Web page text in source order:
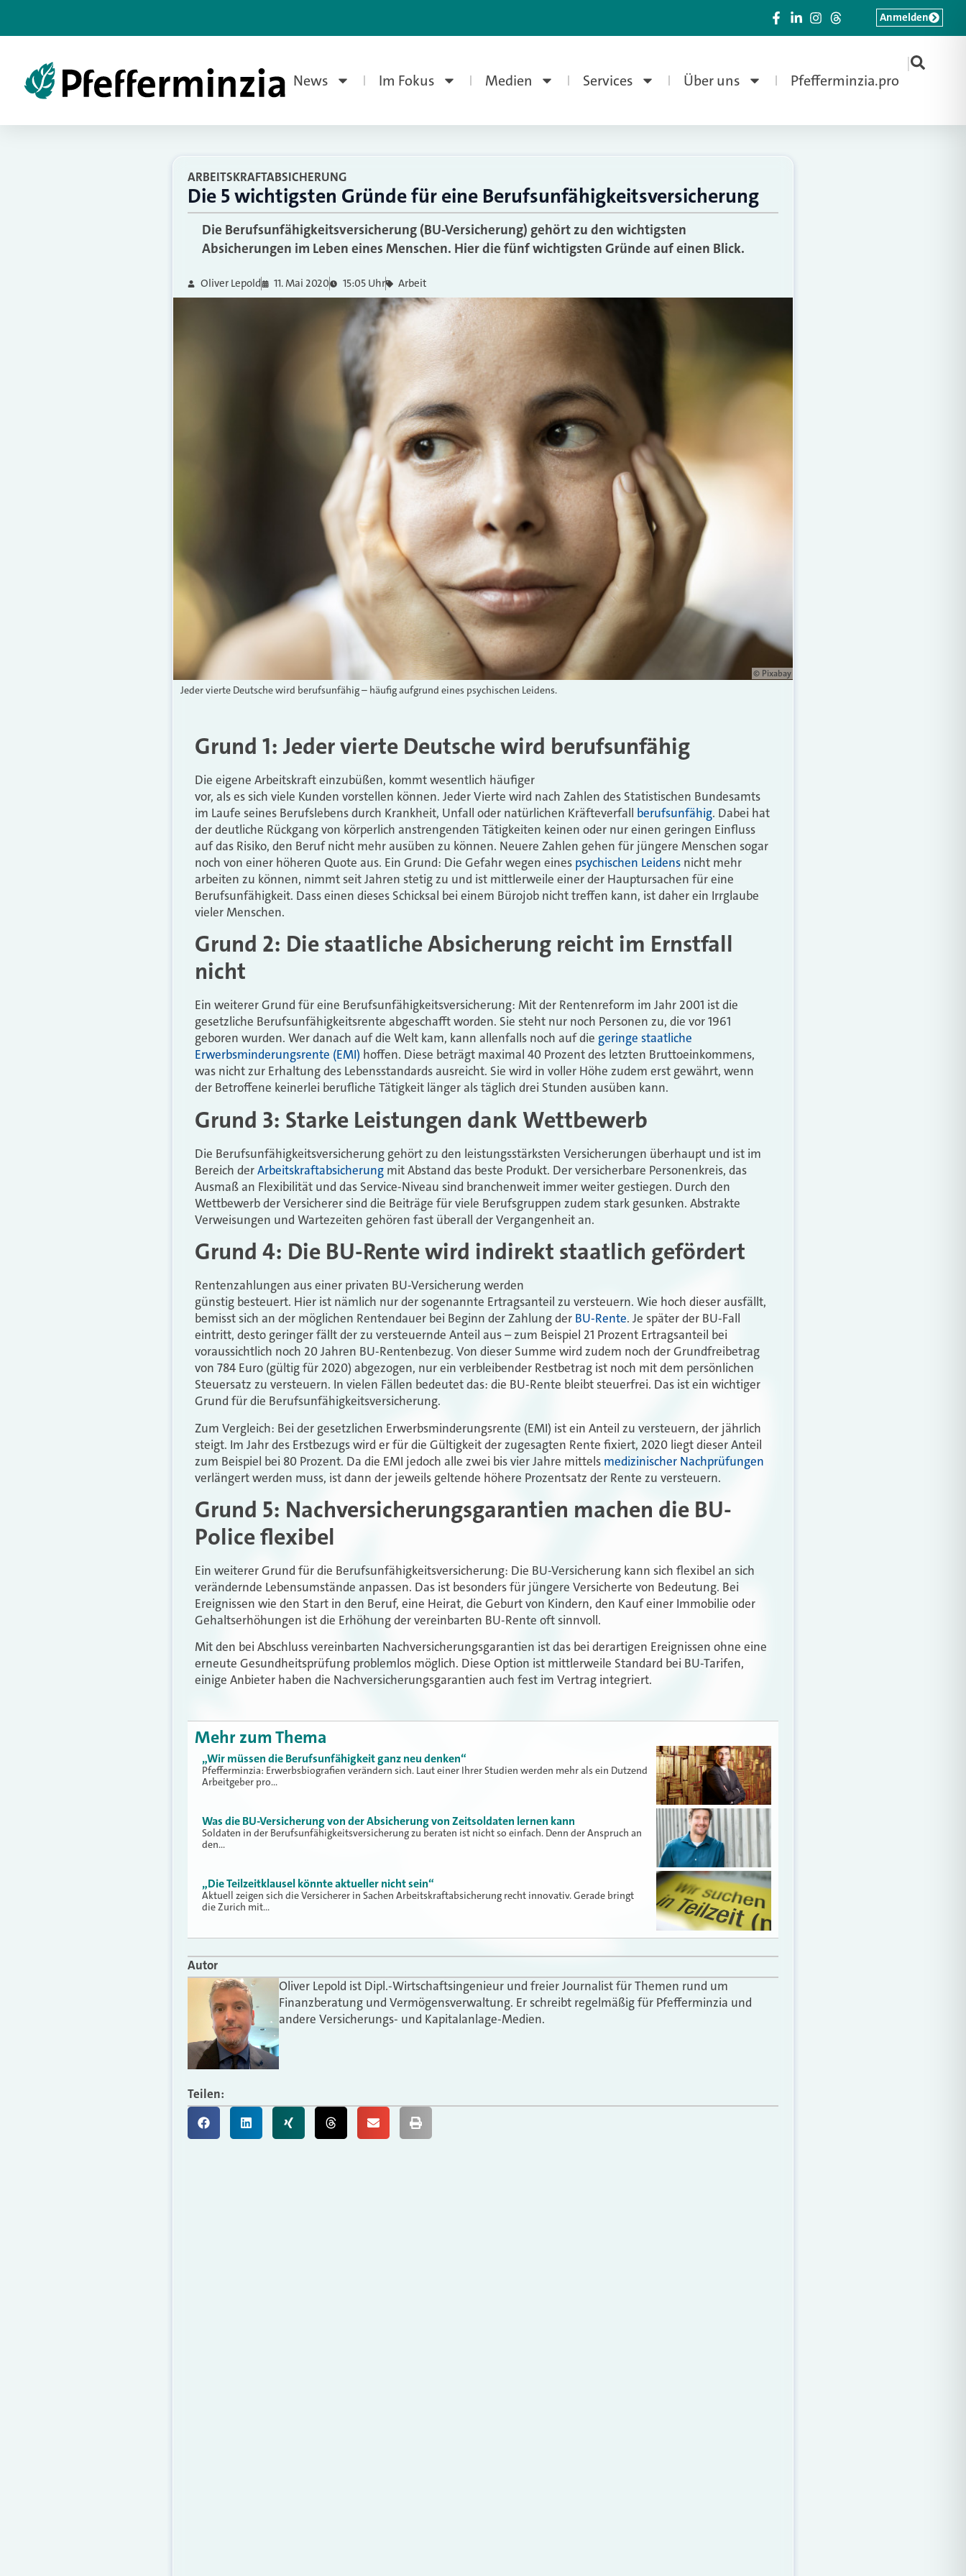
News Im Fokus Medien Services Über uns Pfefferminzia.pro
|
Anmelden
ARBEITSKRAFTABSICHERUNG
Die 5 wichtigsten Gründe für eine Berufsunfähigkeitsversicherung
Die Berufsunfähigkeitsversicherung (BU-Versicherung) gehört zu den wichtigsten
Absicherungen im Leben eines Menschen. Hier die fünf wichtigsten Gründe auf einen Blick.
Oliver Lepold 11. Mai 2020 15:05 Uhr Arbeit
© Pixabay
Jeder vierte Deutsche wird berufsunfähig – häufig aufgrund eines psychischen Leidens.
Grund 1: Jeder vierte Deutsche wird berufsunfähig
Die eigene Arbeitskraft einzubüßen, kommt wesentlich häufiger
vor, als es sich viele Kunden vorstellen können. Jeder Vierte wird nach Zahlen des Statistischen Bundesamts
im Laufe seines Berufslebens durch Krankheit, Unfall oder natürlichen Kräfteverfall berufsunfähig. Dabei hat
der deutliche Rückgang von körperlich anstrengenden Tätigkeiten keinen oder nur einen geringen Einfluss
auf das Risiko, den Beruf nicht mehr ausüben zu können. Neuere Zahlen gehen für jüngere Menschen sogar
noch von einer höheren Quote aus. Ein Grund: Die Gefahr wegen eines psychischen Leidens nicht mehr
arbeiten zu können, nimmt seit Jahren stetig zu und ist mittlerweile einer der Hauptursachen für eine
Berufsunfähigkeit. Dass einen dieses Schicksal bei einem Bürojob nicht treffen kann, ist daher ein Irrglaube
vieler Menschen.
Grund 2: Die staatliche Absicherung reicht im Ernstfall
nicht
Ein weiterer Grund für eine Berufsunfähigkeitsversicherung: Mit der Rentenreform im Jahr 2001 ist die
gesetzliche Berufsunfähigkeitsrente abgeschafft worden. Sie steht nur noch Personen zu, die vor 1961
geboren wurden. Wer danach auf die Welt kam, kann allenfalls noch auf die geringe staatliche
Erwerbsminderungsrente (EMI) hoffen. Diese beträgt maximal 40 Prozent des letzten Bruttoeinkommens,
was nicht zur Erhaltung des Lebensstandards ausreicht. Sie wird in voller Höhe zudem erst gewährt, wenn
der Betroffene keinerlei berufliche Tätigkeit länger als täglich drei Stunden ausüben kann.
Grund 3: Starke Leistungen dank Wettbewerb
Die Berufsunfähigkeitsversicherung gehört zu den leistungsstärksten Versicherungen überhaupt und ist im
Bereich derArbeitskraftabsicherung mit Abstand das beste Produkt. Der versicherbare Personenkreis, das
Ausmaß an Flexibilität und das Service-Niveau sind branchenweit immer weiter gestiegen. Durch den
Wettbewerb der Versicherer sind die Beiträge für viele Berufsgruppen zudem stark gesunken. Abstrakte
Verweisungen und Wartezeiten gehören fast überall der Vergangenheit an.
Grund 4: Die BU-Rente wird indirekt staatlich gefördert
Rentenzahlungen aus einer privaten BU-Versicherung werden
günstig besteuert. Hier ist nämlich nur der sogenannte Ertragsanteil zu versteuern. Wie hoch dieser ausfällt,
bemisst sich an der möglichen Rentendauer bei Beginn der Zahlung der BU-Rente. Je später der BU-Fall
eintritt, desto geringer fällt der zu versteuernde Anteil aus – zum Beispiel 21 Prozent Ertragsanteil bei
voraussichtlich noch 20 Jahren BU-Rentenbezug. Von dieser Summe wird zudem noch der Grundfreibetrag
von 784 Euro (gültig für 2020) abgezogen, nur ein verbleibender Restbetrag ist noch mit dem persönlichen
Steuersatz zu versteuern. In vielen Fällen bedeutet das: die BU-Rente bleibt steuerfrei. Das ist ein wichtiger
Grund für die Berufsunfähigkeitsversicherung.
Zum Vergleich: Bei der gesetzlichen Erwerbsminderungsrente (EMI) ist ein Anteil zu versteuern, der jährlich
steigt. Im Jahr des Erstbezugs wird er für die Gültigkeit der zugesagten Rente fixiert, 2020 liegt dieser Anteil
zum Beispiel bei 80 Prozent. Da die EMI jedoch alle zwei bis vier Jahre mittels medizinischer Nachprüfungen
verlängert werden muss, ist dann der jeweils geltende höhere Prozentsatz der Rente zu versteuern.
Grund 5: Nachversicherungsgarantien machen die BU-
Police flexibel
Ein weiterer Grund für die Berufsunfähigkeitsversicherung: Die BU-Versicherung kann sich flexibel an sich
verändernde Lebensumstände anpassen. Das ist besonders für jüngere Versicherte von Bedeutung. Bei
Ereignissen wie den Start in den Beruf, eine Heirat, die Geburt von Kindern, den Kauf einer Immobilie oder
Gehaltserhöhungen ist die Erhöhung der vereinbarten BU-Rente oft sinnvoll.
Mit den bei Abschluss vereinbarten Nachversicherungsgarantien ist das bei derartigen Ereignissen ohne eine
erneute Gesundheitsprüfung problemlos möglich. Diese Option ist mittlerweile Standard bei BU-Tarifen,
einige Anbieter haben die Nachversicherungsgarantien auch fest im Vertrag integriert.
Mehr zum Thema
„Wir müssen die Berufsunfähigkeit ganz neu denken“
Pfefferminzia: Erwerbsbiografien verändern sich. Laut einer Ihrer Studien werden mehr als ein Dutzend
Arbeitgeber pro…
Was die BU-Versicherung von der Absicherung von Zeitsoldaten lernen kann
Soldaten in der Berufsunfähigkeitsversicherung zu beraten ist nicht so einfach. Denn der Anspruch an
den…
„Die Teilzeitklausel könnte aktueller nicht sein“
Aktuell zeigen sich die Versicherer in Sachen Arbeitskraftabsicherung recht innovativ. Gerade bringt
die Zurich mit…
Autor
Oliver Lepold ist Dipl.-Wirtschaftsingenieur und freier Journalist für Themen rund um
Finanzberatung und Vermögensverwaltung. Er schreibt regelmäßig für Pfefferminzia und
andere Versicherungs- und Kapitalanlage-Medien.
Teilen: